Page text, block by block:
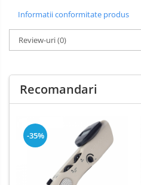
Informatii conformitate produs
Review-uri(0)
Recomandari
-35%